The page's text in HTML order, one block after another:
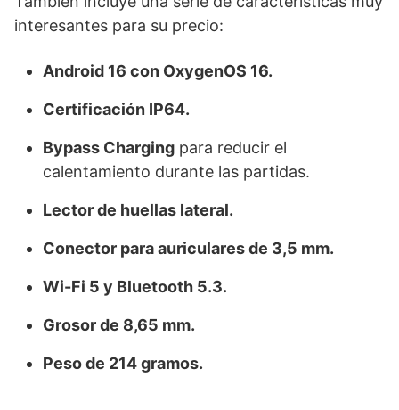
interesantes para su precio:
Android 16 con OxygenOS 16.
Certificación IP64.
Bypass Charging para reducir el
calentamiento durante las partidas.
Lector de huellas lateral.
Conector para auriculares de 3,5 mm.
Wi-Fi 5 y Bluetooth 5.3.
Grosor de 8,65 mm.
Peso de 214 gramos.